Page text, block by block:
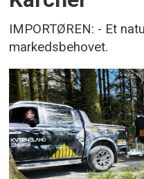
IMPORTØREN: - Et
markedsbehovet.